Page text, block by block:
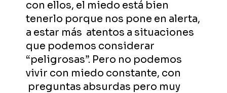
con ellos, el miedo está bien
tenerlo porque nos pone en alerta,
a estar más atentos a situaciones
que podemos considerar
“peligrosas”. Pero no podemos
vivir con miedo constante, con
preguntas absurdas pero muy